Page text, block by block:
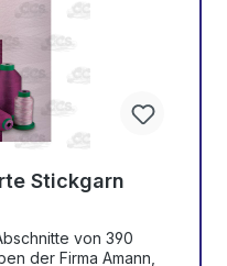
Stickgarn
von 390
der Firma Amann,